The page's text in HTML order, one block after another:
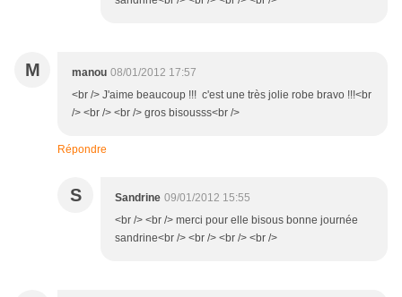
M manou 08/01/2012 17:57
<br /> J'aime beaucoup !!! c'est une très jolie robe bravo !!!<br
/> <br /> <br /> gros bisousss<br />
Répondre
S Sandrine 09/01/2012 15:55
<br /> <br /> merci pour elle bisous bonne journée
sandrine<br /> <br /> <br /> <br />